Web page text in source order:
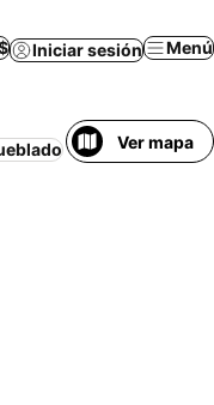
Iniciar sesión Menú
Ver mapa